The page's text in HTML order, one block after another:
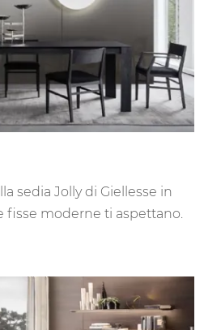
sedia Jolly di Giellesse in
fisse moderne ti aspettano.